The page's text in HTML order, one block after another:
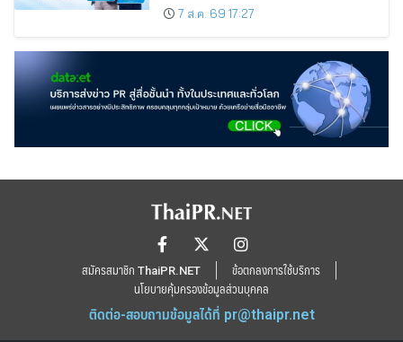
7 ส.ค. 69 17:27
สมัครสมาชิก ThaiPR.NET
ข้อตกลงการใช้บริการ
นโยบายคุ้มครองข้อมูลส่วนบุคคล
ติดต่อ-สอบถามข้อมูลได้ที่ pr@thaipr.net